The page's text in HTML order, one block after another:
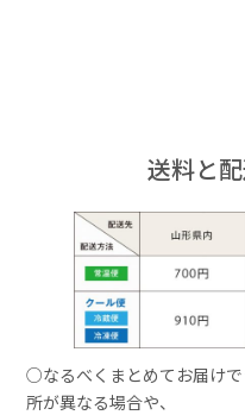
送料と
○なるべくまとめてお届け
所が異なる場合や、